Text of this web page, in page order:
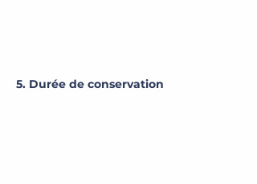
5. Durée de conservation